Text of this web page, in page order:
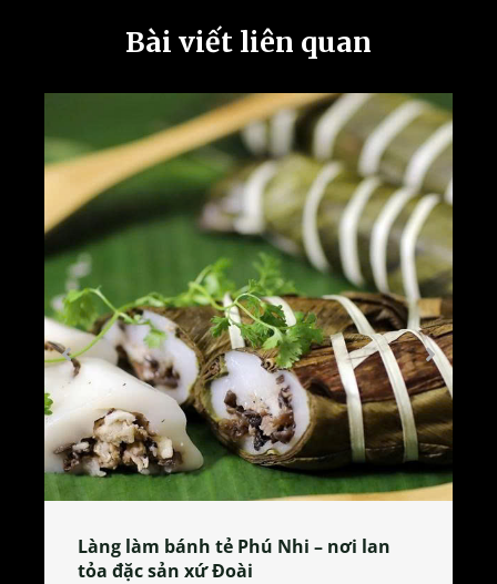
Bài viết liên quan
Làng làm bánh tẻ Phú Nhi – nơi lan
tỏa đặc sản xứ Đoài